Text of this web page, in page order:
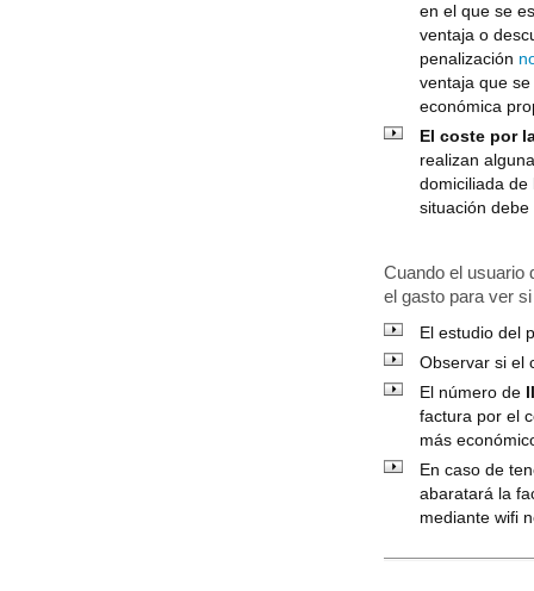
en el que se
ventaja o
penalización
ventaja que
económica
El coste por
realizan
domiciliada
situación
Cuando el usuario
el gasto para ver
El estudio del
Observar si el
El número de
factura por el
más
En caso de
abaratará la
mediante wifi